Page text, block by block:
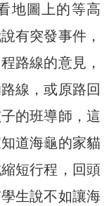
地圖上的等高
有突發事件，
路線的意見，
線，或原路回
的班導師，這
道海龜的家貓
短行程，回頭
生說不如讓海